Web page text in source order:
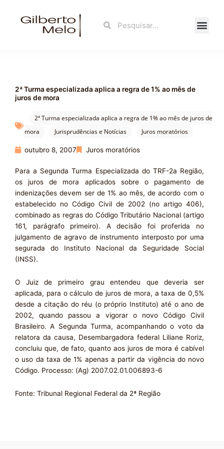
Search
2ª Turma especializada aplica a regra de 1% ao mês de
juros de mora
2ª Turma especializada aplica a regra de 1% ao mês de juros de
mora
Jurisprudências e Notícias Juros moratórios
outubro 8, 2007 Juros moratórios
Para a Segunda Turma Especializada do TRF-2a Região,
os juros de mora aplicados sobre o pagamento de
indenizações devem ser de 1% ao mês, de acordo com o
estabelecido no Código Civil de 2002 (no artigo 406),
combinado as regras do Código Tributário Nacional (artigo
161, parágrafo primeiro). A decisão foi proferida no
julgamento de agravo de instrumento interposto por uma
segurada do Instituto Nacional da Seguridade Social
(INSS).
O Juiz de primeiro grau entendeu que deveria ser
aplicada, para o cálculo de juros de mora, a taxa de 0,5%
desde a citação do réu (o próprio Instituto) até o ano de
2002, quando passou a vigorar o novo Código Civil
Brasileiro. A Segunda Turma, acompanhando o voto da
relatora da causa, Desembargadora federal Liliane Roriz,
concluiu que, de fato, quanto aos juros de mora é cabível
o uso da taxa de 1% apenas a partir da vigência do novo
Código. Processo: (Ag) 2007.02.01.006893-6
Fonte: Tribunal Regional Federal da 2ª Região